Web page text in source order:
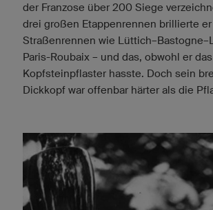
der Franzose über 200 Siege
drei großen Etappenrennen brillierte
Straßenrennen wie
Paris-Roubaix – und das, obwohl er das
Kopfsteinpflaster hasste. Doch sein
Dickkopf war offenbar härter als die